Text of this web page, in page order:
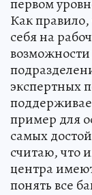
Как правило,
себя на
возможности
экспертных
пример для
самых
считаю, что
центра
понять все